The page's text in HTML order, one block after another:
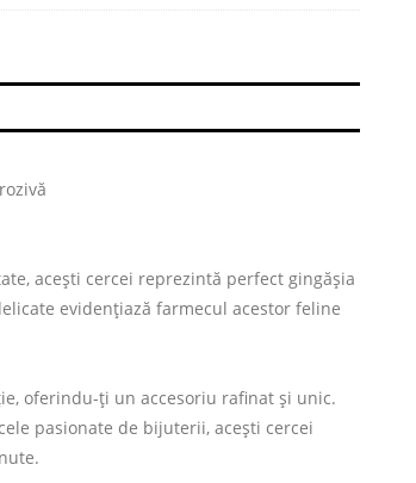
acești cercei reprezintă perfect gingășia
evidențiază farmecul acestor feline
oferindu-ți un accesoriu rafinat și unic.
pasionate de bijuterii, acești cercei